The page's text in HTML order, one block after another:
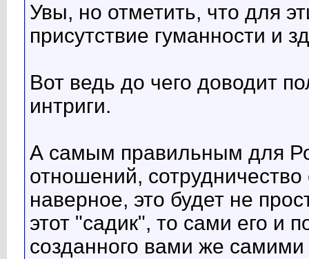
Увы, но отметить, что для
присутствие гуманности и
Вот ведь до чего доводит
интриги.
А самым правильным для
отношений,
наверное, это будет не
этот "садик", то сами его и
созданного вами же